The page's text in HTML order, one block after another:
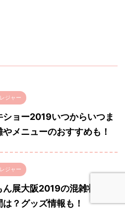
ジャー
ショー2019いつからいつま
やメニューのおすすめも！
ジャー
ん展大阪2019の混雑状況・
？グッズ情報も！